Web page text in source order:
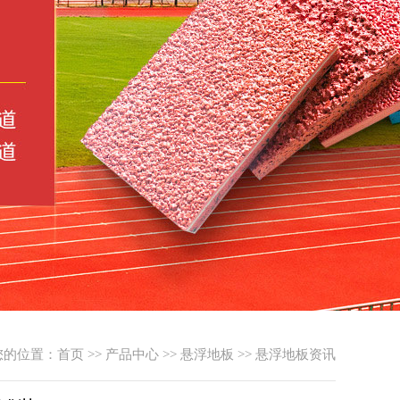
的位置： 首页 >> 产品中心 >> 悬浮地板 >> 悬浮地板资讯